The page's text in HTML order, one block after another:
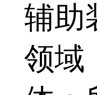
辅助
领域